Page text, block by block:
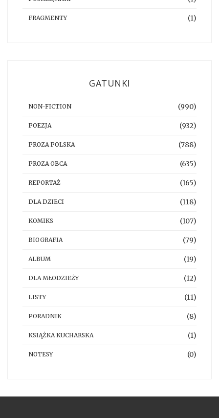
FRAGMENTY (1)
GATUNKI
NON-FICTION (990)
POEZJA (932)
PROZA POLSKA (788)
PROZA OBCA (635)
REPORTAŻ (165)
DLA DZIECI (118)
KOMIKS (107)
BIOGRAFIA (79)
ALBUM (19)
DLA MŁODZIEŻY (12)
LISTY (11)
PORADNIK (8)
KSIĄŻKA KUCHARSKA (1)
NOTESY (0)